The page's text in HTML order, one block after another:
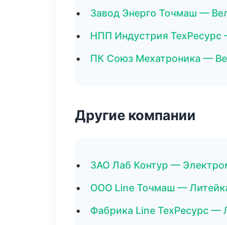
Завод Энерго Точмаш —
НПП Индустрия
ПК Союз Мехатроника —
Другие компании
ЗАО Лаб Контур —
ООО Line Точмаш —
Фабрика Line ТехРесурс —